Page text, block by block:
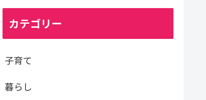
カテゴリー
子育て
暮らし